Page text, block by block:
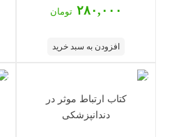
۲۸۰,۰۰۰ تومان
افزودن به سبد خرید
کتاب ارتباط موثر در
دندانپزشکی